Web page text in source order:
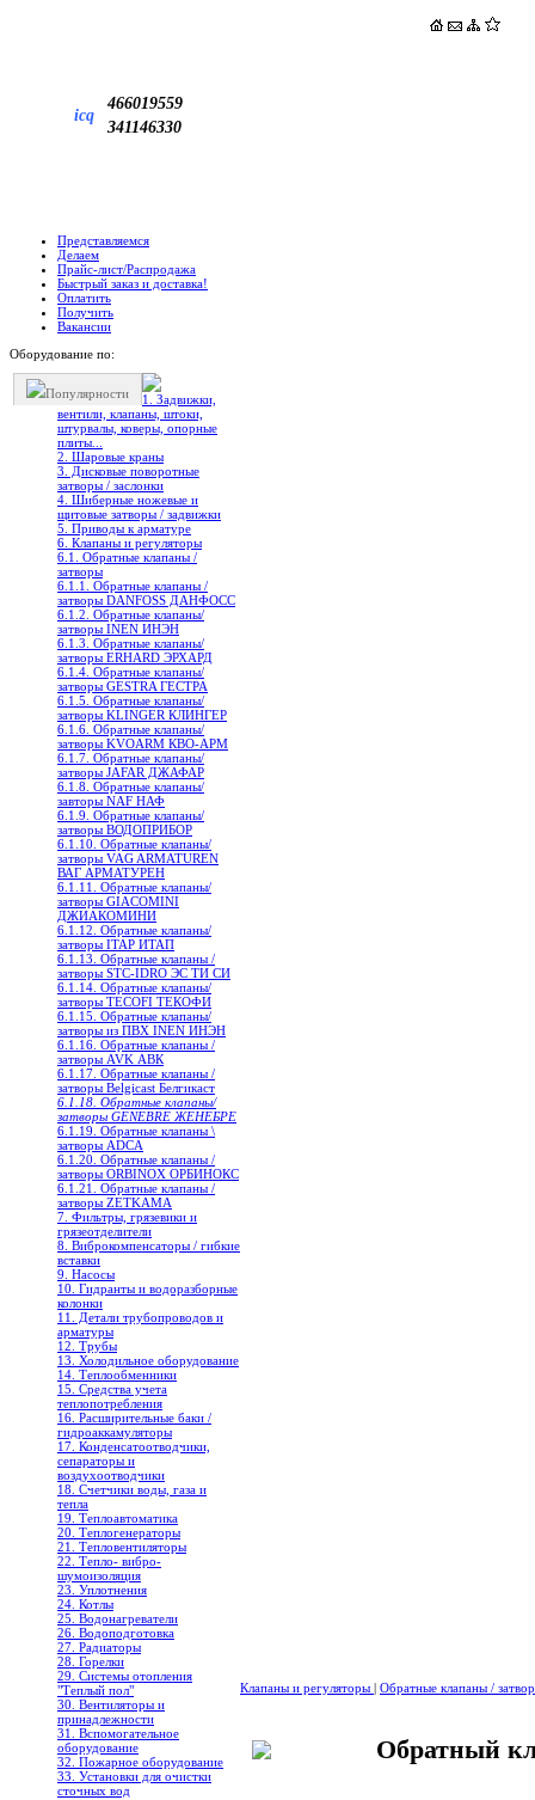
icq
466019559
341146330
Представляемся
Делаем
Прайс-лист/Распродажа
Быстрый заказ и доставка!
Оплатить
Получить
Вакансии
Оборудование по:
Популярности
1. Задвижки,
вентили, клапаны, штоки,
штурвалы, коверы, опорные
плиты...
2. Шаровые краны
3. Дисковые поворотные
затворы / заслонки
4. Шиберные ножевые и
щитовые затворы / задвижки
5. Приводы к арматуре
6. Клапаны и регуляторы
6.1. Обратные клапаны /
затворы
6.1.1. Обратные клапаны /
затворы DANFOSS ДАНФОСС
6.1.2. Обратные клапаны/
затворы INEN ИНЭН
6.1.3. Обратные клапаны/
затворы ERHARD ЭРХАРД
6.1.4. Обратные клапаны/
затворы GESTRA ГЕСТРА
6.1.5. Обратные клапаны/
затворы KLINGER КЛИНГЕР
6.1.6. Обратные клапаны/
затворы KVOARM КВО-АРМ
6.1.7. Обратные клапаны/
затворы JAFAR ДЖАФАР
6.1.8. Обратные клапаны/
завторы NAF НАФ
6.1.9. Обратные клапаны/
затворы ВОДОПРИБОР
6.1.10. Обратные клапаны/
затворы VAG ARMATUREN
ВАГ АРМАТУРЕН
6.1.11. Обратные клапаны/
затворы GIACOMINI
ДЖИАКОМИНИ
6.1.12. Обратные клапаны/
затворы ITAP ИТАП
6.1.13. Обратные клапаны /
затворы STC-IDRO ЭС ТИ СИ
6.1.14. Обратные клапаны/
затворы TECOFI ТЕКОФИ
6.1.15. Обратные клапаны/
затворы из ПВХ INEN ИНЭН
6.1.16. Обратные клапаны /
затворы AVK АВК
6.1.17. Обратные клапаны /
затворы Belgicast Белгикаст
6.1.18. Обратные клапаны/
затворы GENEBRE ЖЕНЕБРЕ
6.1.19. Обратные клапаны \
затворы ADCA
6.1.20. Обратные клапаны /
затворы ORBINOX ОРБИНОКС
6.1.21. Обратные клапаны /
затворы ZETKAMA
7. Фильтры, грязевики и
грязеотделители
8. Виброкомпенсаторы / гибкие
вставки
9. Насосы
10. Гидранты и водоразборные
колонки
11. Детали трубопроводов и
арматуры
12. Трубы
13. Холодильное oборудование
14. Теплообменники
15. Средства учета
теплопотребления
16. Расширительные баки /
гидроаккамуляторы
17. Конденсатоотводчики,
сепараторы и
воздухоотводчики
18. Счетчики воды, газа и
тепла
19. Теплоавтоматика
20. Теплогенераторы
21. Тепловентиляторы
22. Тепло- вибро-
шумоизоляция
23. Уплотнения
24. Котлы
25. Водонагреватели
26. Водоподготовка
27. Радиаторы
28. Горелки
29. Системы отопления
"Теплый пол"
30. Вентиляторы и
принадлежности
31. Вспомогательное
оборудование
32. Пожарное оборудование
33. Установки для очистки
сточных вод
Клапаны и регуляторы | Обратные клапаны /
Обратный